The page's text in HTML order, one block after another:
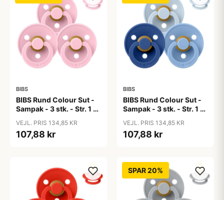
BIBS
BIBS Rund Colour Sut -
Sampak - 3 stk. - Str. 1 -
VEJL. PRIS 134,85 KR
107,88 kr
BIBS
BIBS Rund Colour Sut -
Sampak - 3 stk. - Str. 1 -
VEJL. PRIS 134,85 KR
107,88 kr
SPAR 20%